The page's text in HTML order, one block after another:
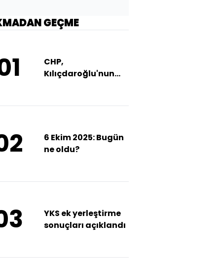
Bursa Adana
GEÇME
CHP,
Kılıçdaroğlu'nun
6 Ekim 2025: Bugün
ne oldu?
YKS ek yerleştirme
sonuçları açıklandı